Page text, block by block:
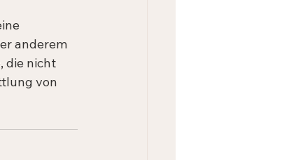
anderem
die nicht
von